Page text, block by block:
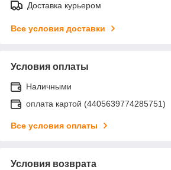
Доставка курьером
Все условия доставки
Условия оплаты
Наличными
оплата картой (4405639774285751)
Все условия оплаты
Условия возврата